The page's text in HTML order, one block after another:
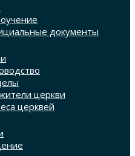
документы
церкви
церквей